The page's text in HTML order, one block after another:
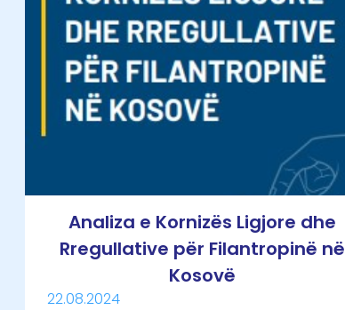
Analiza e Kornizës Ligjore dhe
Rregullative për Filantropinë në
Kosovë
22.08.2024